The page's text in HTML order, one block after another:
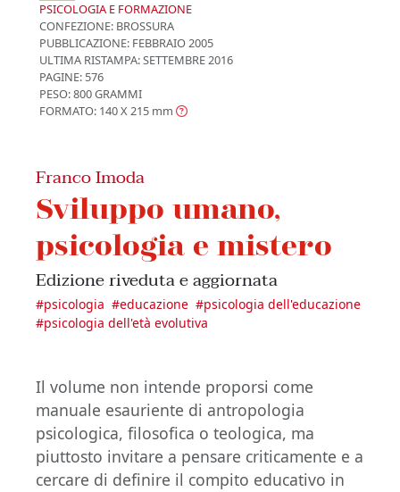
PSICOLOGIA E FORMAZIONE
CONFEZIONE: BROSSURA
PUBBLICAZIONE: FEBBRAIO 2005
ULTIMA RISTAMPA:SETTEMBRE 2016
PAGINE: 576
PESO: 800 GRAMMI
FORMATO: 140 X 215 mm
Franco Imoda
Sviluppo umano,
psicologia e mistero
Edizione riveduta e aggiornata
#psicologia #educazione #psicologia dell'educazione
#psicologia dell'età evolutiva
Il volume non intende proporsi come
manuale esauriente di antropologia
psicologica, filosofica o teologica, ma
piuttosto invitare a pensare criticamente e a
cercare di definire il compito educativo in